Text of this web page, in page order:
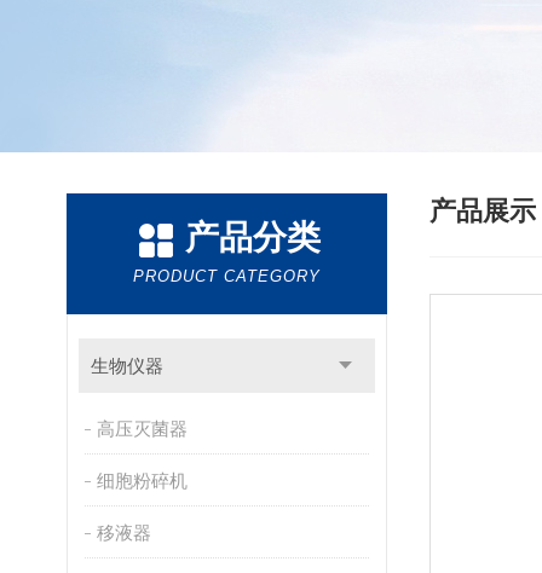
产品分类
PRODUCT CATEGORY
生物仪器
高压灭菌器
细胞粉碎机
移液器
产品展示